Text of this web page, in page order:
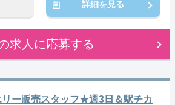
詳細を見る
求人に応募する
リー販売スタッフ★週3日＆駅チカ